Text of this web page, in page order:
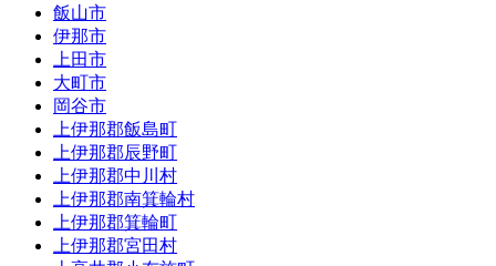
飯山市
伊那市
上田市
大町市
岡谷市
上伊那郡飯島町
上伊那郡辰野町
上伊那郡中川村
上伊那郡南箕輪村
上伊那郡箕輪町
上伊那郡宮田村